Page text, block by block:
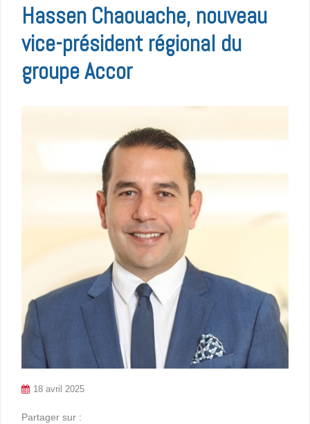
Hassen Chaouache, nouveau
vice-président régional du
groupe Accor
18 avril 2025
Partager sur :